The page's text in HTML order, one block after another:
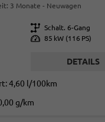
3 Monate Neuwagen
Getriebe Schalt. 6-Gang
Leistung 85 kW (116 PS)
DETAILS
4,60 l/100km
g/km